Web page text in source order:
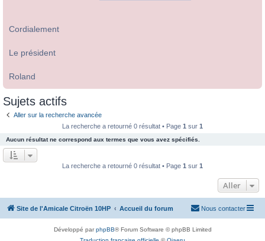
Cordialement
Le président
Roland
Sujets actifs
Aller sur la recherche avancée
La recherche a retourné 0 résultat • Page 1 sur 1
Aucun résultat ne correspond aux termes que vous avez spécifiés.
La recherche a retourné 0 résultat • Page 1 sur 1
Aller
Site de l'Amicale Citroën 10HP Accueil du forum Nous contacter
Développé parphpBB® Forum Software © phpBB Limited